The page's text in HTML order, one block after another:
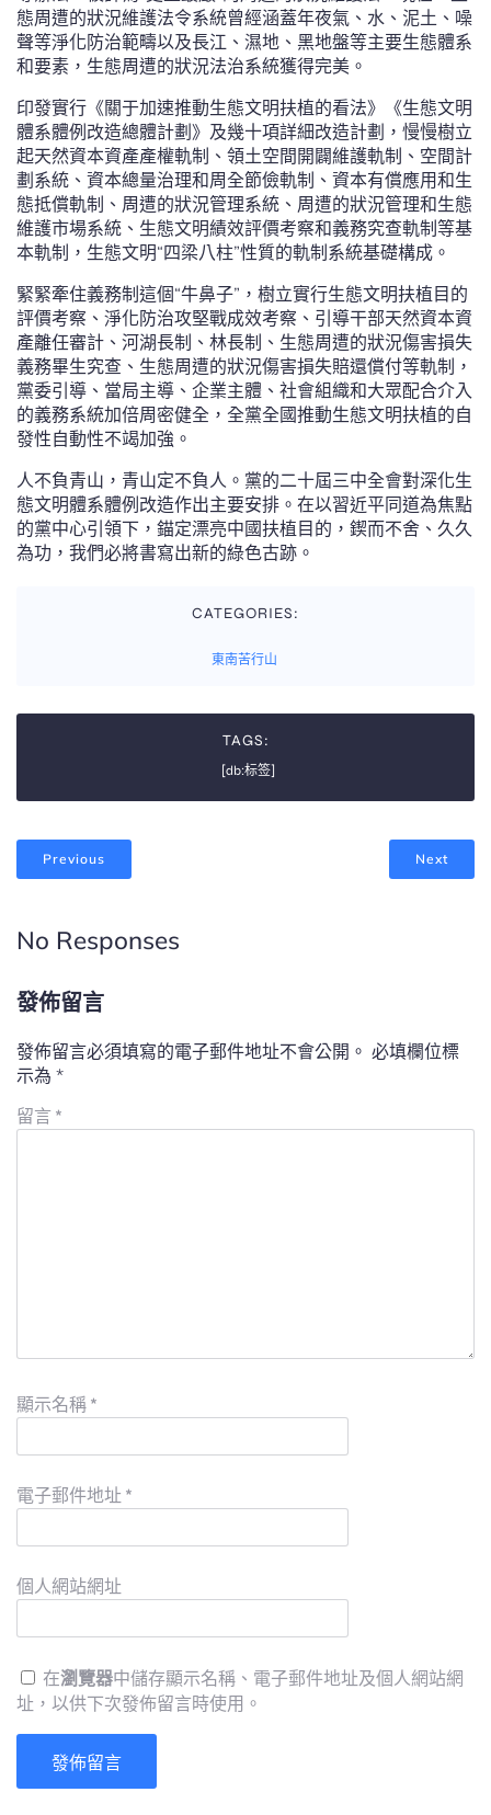
態周遭的狀況維護法令系統曾經涵蓋年夜氣、水、泥土、噪
聲等淨化防治範疇以及長江、濕地、黑地盤等主要生態體系
和要素，生態周遭的狀況法治系統獲得完美。
印發實行《關于加速推動生態文明扶植的看法》《生態文明
體系體例改造總體計劃》及幾十項詳細改造計劃，慢慢樹立
起天然資本資產產權軌制、領土空間開闢維護軌制、空間計
劃系統、資本總量治理和周全節儉軌制、資本有償應用和生
態抵償軌制、周遭的狀況管理系統、周遭的狀況管理和生態
維護市場系統、生態文明績效評價考察和義務究查軌制等基
本軌制，生態文明“四梁八柱”性質的軌制系統基礎構成。
緊緊牽住義務制這個“牛鼻子”，樹立實行生態文明扶植目的
評價考察、淨化防治攻堅戰成效考察、引導干部天然資本資
產離任審計、河湖長制、林長制、生態周遭的狀況傷害損失
義務畢生究查、生態周遭的狀況傷害損失賠還償付等軌制，
黨委引導、當局主導、企業主體、社會組織和大眾配合介入
的義務系統加倍周密健全，全黨全國推動生態文明扶植的自
發性自動性不竭加強。
人不負青山，青山定不負人。黨的二十屆三中全會對深化生
態文明體系體例改造作出主要安排。在以習近平同道為焦點
的黨中心引領下，錨定漂亮中國扶植目的，鍥而不舍、久久
為功，我們必將書寫出新的綠色古跡。
CATEGORIES:
東南苦行山
TAGS:
[db:标签]
Previous Next
No Responses
發佈留言
發佈留言必須填寫的電子郵件地址不會公開。 必填欄位標
示為 *
留言 *
顯示名稱 *
電子郵件地址 *
個人網站網址
在瀏覽器中儲存顯示名稱、電子郵件地址及個人網站網
址，以供下次發佈留言時使用。